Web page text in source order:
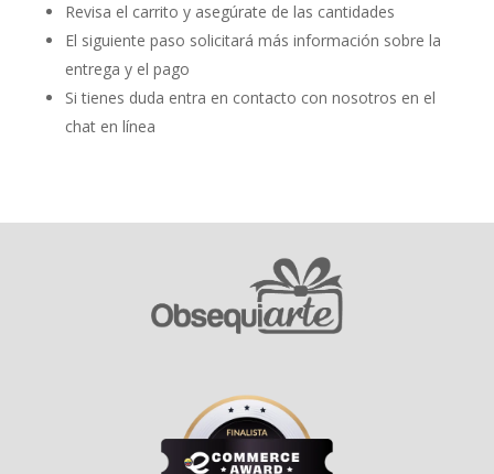
Revisa el carrito y asegúrate de las cantidades
El siguiente paso solicitará más información sobre la
entrega y el pago
Si tienes duda entra en contacto con nosotros en el
chat en línea